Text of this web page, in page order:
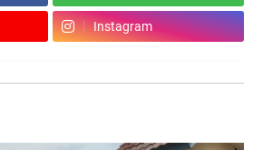
Instagram